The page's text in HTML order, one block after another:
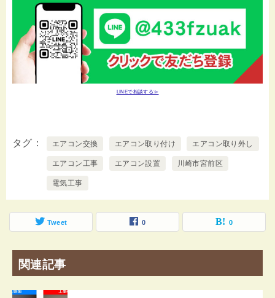
LINEで相談する≫
タグ エアコン交換 エアコン取り付け エアコン取り外し
エアコン工事 エアコン設置 川崎市宮前区
電気工事
Tweet 0 0
関連記事